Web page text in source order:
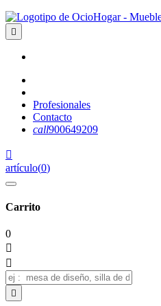

Profesionales
Contacto
call900649209

artículo(0)
Carrito
0


